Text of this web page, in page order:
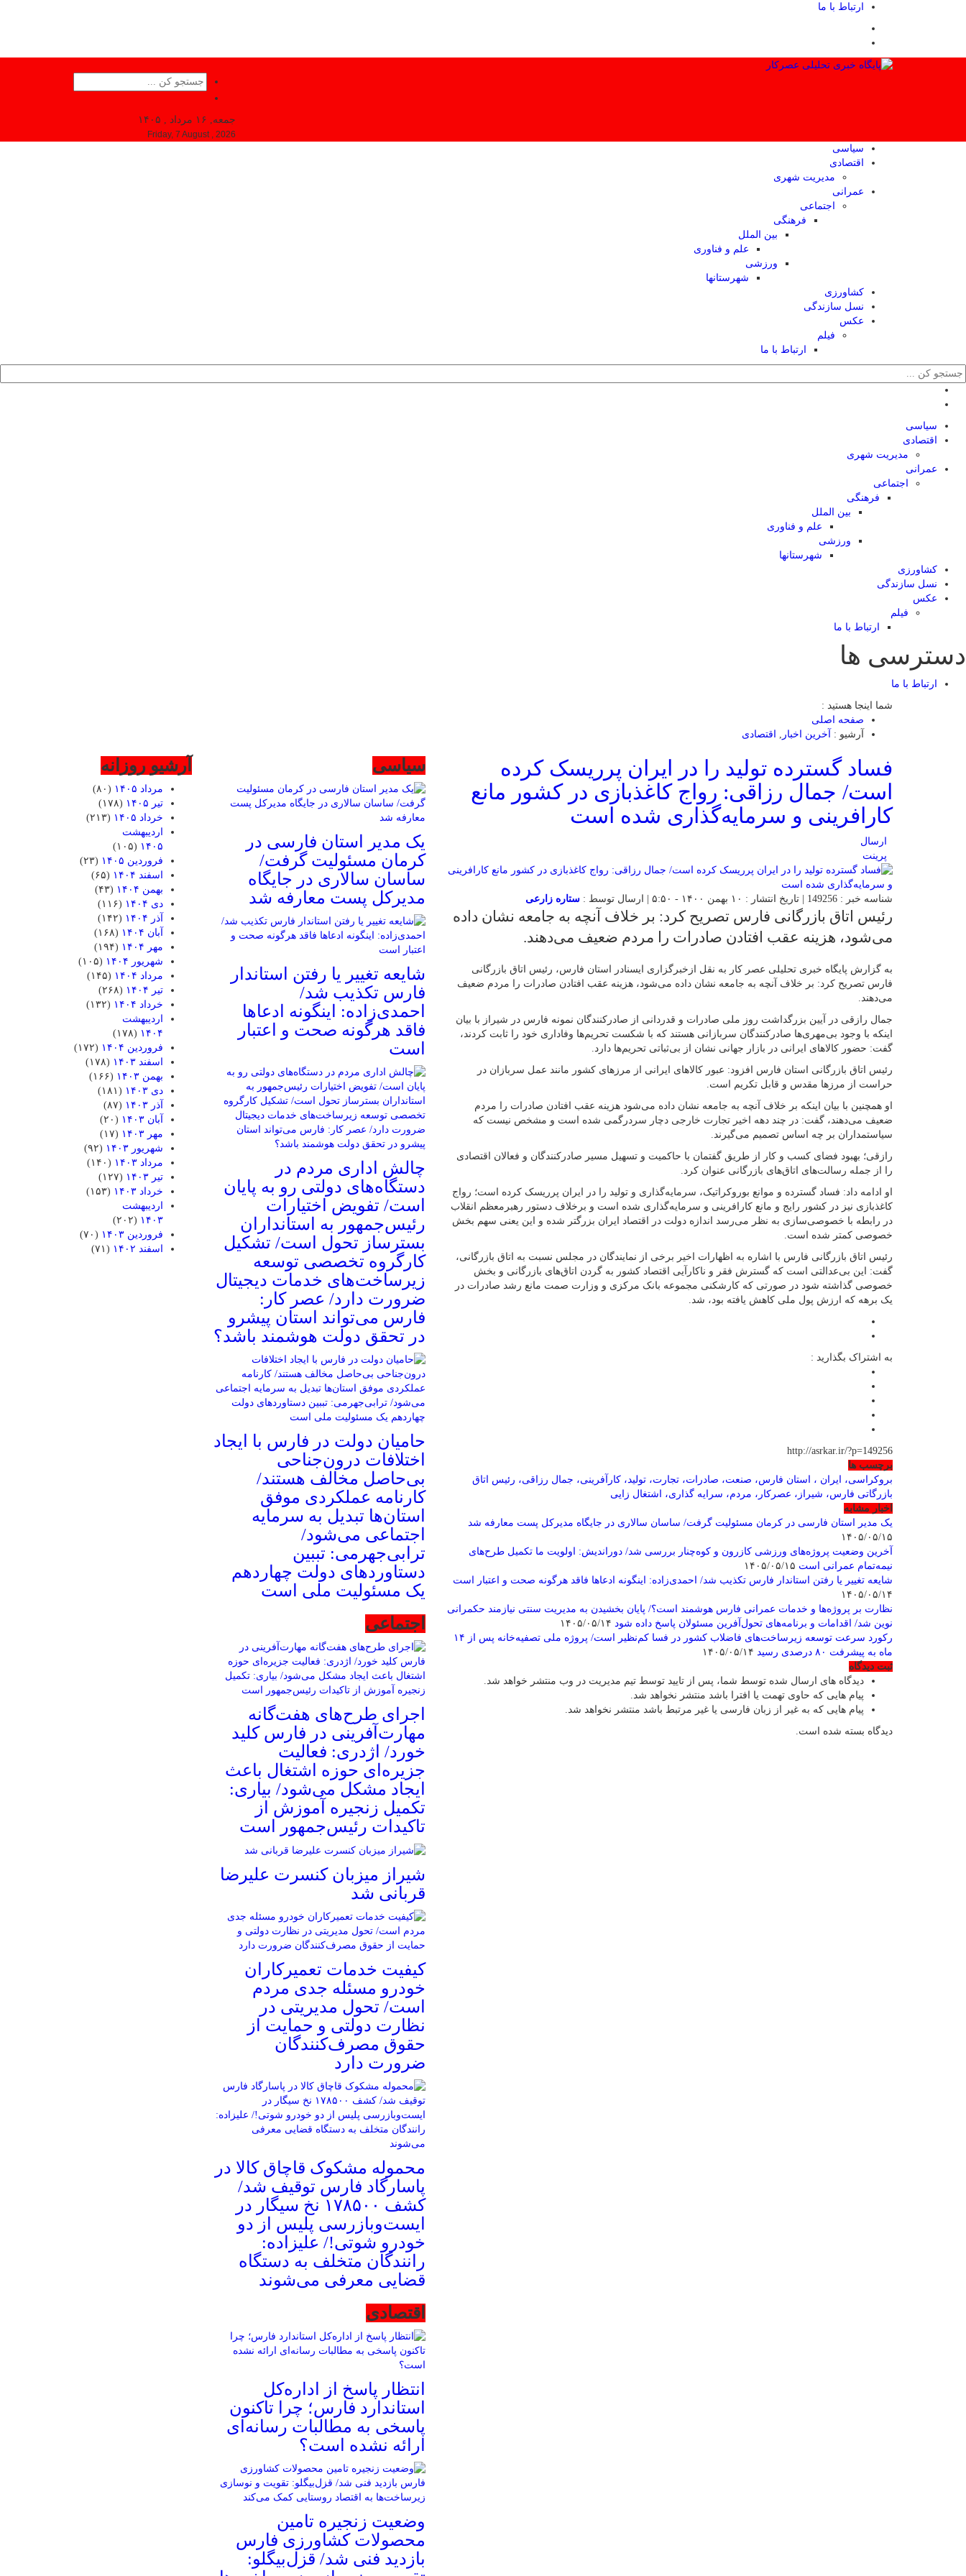
ارتباط با ما
جمعه, ۱۶ مرداد , ۱۴۰۵
Friday, 7 August , 2026
سیاسی
اقتصادی
مدیریت شهری
عمرانی
اجتماعی
فرهنگی
بین الملل
علم و فناوری
ورزشی
شهرستانها
کشاورزی
نسل سازندگی
عکس
فیلم
ارتباط با ما
سیاسی
اقتصادی
مدیریت شهری
عمرانی
اجتماعی
فرهنگی
بین الملل
علم و فناوری
ورزشی
شهرستانها
کشاورزی
نسل سازندگی
عکس
فیلم
ارتباط با ما
دسترسی ها
ارتباط با ما
شما اینجا هستید :
صفحه اصلی
آرشیو :
آخرین اخبار اقتصادی
فساد گسترده تولید را در ایران پرریسک کرده
است/ جمال رزاقی: رواج کاغذبازی در کشور مانع
کارافرینی و سرمایه‌گذاری شده است
ارسال
پرینت
شناسه خبر : 149256 | تاریخ انتشار : ۱۰ بهمن ۱۴۰۰ - ۵:۵۰ | ارسال توسط : ستاره زارعی
رئیس اتاق بازرگانی فارس تصریح کرد: بر خلاف آنچه به جامعه نشان داده
می‌شود، هزینه عقب افتادن صادرات را مردم ضعیف می‌دهند.
به گزارش پایگاه خبری تحلیلی عصر کار به نقل ازخبرگزاری ایسنادر استان فارس، رئیس اتاق بازرگانی
فارس تصریح کرد: بر خلاف آنچه به جامعه نشان داده می‌شود، هزینه عقب افتادن صادرات را مردم ضعیف
می‌دهند.
جمال رازقی در آیین بزرگداشت روز ملی صادرات و قدردانی از صادرکنندگان نمونه فارس در شیراز با بیان
اینکه با وجود بی‌مهری‌ها صادرکنندگان سربازانی هستند که با شکست تحریم‌ها وفاداری خود را ثابت کردند،
گفت: حضور کالاهای ایرانی در بازار جهانی نشان از بی‌ثباتی تحریم‌ها دارد.
رئیس اتاق بازرگانی استان فارس افزود: عبور کالاهای ایرانی از مرزهای کشور مانند عمل سربازان در
حراست از مرزها مقدس و قابل تکریم است.
او همچنین با بیان اینکه بر خلاف آنچه به جامعه نشان داده می‌شود هزینه عقب افتادن صادرات را مردم
ضعیف می‌دهند، گفت: در چند دهه اخیر تجارت خارجی دچار سردرگمی شده است و مشخص نیست که
سیاستمداران بر چه اساس تصمیم می‌گیرند.
رازقی؛ بهبود فضای کسب و کار از طریق گفتمان با حاکمیت و تسهیل مسیر صادرکنندگان و فعالان اقتصادی
را از جمله رسالت‌های اتاق‌های بازرگانی عنوان کرد.
او ادامه داد: فساد گسترده و موانع بوروکراتیک، سرمایه‌گذاری و تولید را در ایران پرریسک کرده است؛ رواج
کاغذبازی نیز در کشور رایج و مانع کارافرینی و سرمایه‌گذاری شده است و برخلاف دستور رهبرمعظم انقلاب
در رابطه با خصوصی‌سازی به نظر می‌رسد اندازه دولت در اقتصاد ایران بزرگتر شده و این یعنی سهم بخش
خصوصی کمتر شده است.
رئیس اتاق بازرگانی فارس با اشاره به اظهارات اخیر برخی از نمایندگان در مجلس نسبت به اتاق بازرگانی،
گفت: این بی‌عدالتی است که گسترش فقر و ناکارآیی اقتصاد کشور به گردن اتاق‌های بازرگانی و بخش
خصوصی گذاشته شود در صورتی که کارشکنی مجموعه بانک مرکزی و وزارت صمت مانع رشد صادرات در
یک برهه که ارزش پول ملی کاهش یافته بود، شد.
به اشتراک بگذارید :
http://asrkar.ir/?p=149256
برچسب ها
بروکراسی، ایران ، استان فارس، صنعت، صادرات، تجارت، تولید، کارآفرینی، جمال رزاقی، رئیس اتاق
بازرگاتی فارس، شیراز، عصرکار، مردم، سرایه گذاری، اشتغال زایی
اخبار مشابه
یک مدیر استان فارسی در کرمان مسئولیت گرفت/ ساسان سالاری در جایگاه مدیرکل پست معارفه شد
۱۴۰۵/۰۵/۱۵
آخرین وضعیت پروژه‌های ورزشی کازرون و کوه‌چنار بررسی شد/ دوراندیش: اولویت ما تکمیل طرح‌های
نیمه‌تمام عمرانی است
شایعه تغییر یا رفتن استاندار فارس تکذیب شد/ احمدی‌زاده: اینگونه ادعاها فاقد هرگونه صحت و اعتبار است
۱۴۰۵/۰۵/۱۴
نظارت بر پروژه‌ها و خدمات عمرانی فارس هوشمند است؟/ پایان بخشیدن به مدیریت سنتی نیازمند حکمرانی
نوین شد/ اقدامات و برنامه‌های تحول‌آفرین مسئولان پاسخ داده شود
رکورد سرعت توسعه زیرساخت‌های فاضلاب کشور در فسا کم‌نظیر است/ پروژه ملی تصفیه‌خانه پس از ۱۴
ماه به پیشرفت ۸۰ درصدی رسید
ثبت دیدگاه
دیدگاه های ارسال شده توسط شما، پس از تایید توسط تیم مدیریت در وب منتشر خواهد شد.
پیام هایی که حاوی تهمت یا افترا باشد منتشر نخواهد شد.
پیام هایی که به غیر از زبان فارسی یا غیر مرتبط باشد منتشر نخواهد شد.
دیدگاه بسته شده است.
سیاسی
یک مدیر استان فارسی در
کرمان مسئولیت گرفت/
ساسان سالاری در جایگاه
مدیرکل پست معارفه شد
شایعه تغییر یا رفتن استاندار
فارس تکذیب شد/
احمدی‌زاده: اینگونه ادعاها
فاقد هرگونه صحت و اعتبار
است
چالش اداری مردم در
دستگاه‌های دولتی رو به پایان
است/ تفویض اختیارات
رئیس‌جمهور به استانداران
بسترساز تحول است/ تشکیل
کارگروه تخصصی توسعه
زیرساخت‌های خدمات دیجیتال
ضرورت دارد/ عصر کار:
فارس می‌تواند استان پیشرو
در تحقق دولت هوشمند باشد؟
حامیان دولت در فارس با ایجاد
اختلافات درون‌جناحی
بی‌حاصل مخالف هستند/
کارنامه عملکردی موفق
استان‌ها تبدیل به سرمایه
اجتماعی می‌شود/
ترابی‌جهرمی: تببین
دستاوردهای دولت چهاردهم
یک مسئولیت ملی است
اجتماعی
اجرای طرح‌های هفت‌گانه
مهارت‌آفرینی در فارس کلید
خورد/ اژدری: فعالیت
جزیره‌‌ای حوزه اشتغال باعث
ایجاد مشکل می‌شود/ بیاری:
تکمیل زنجیره آموزش از
تاکیدات رئیس‌جمهور است
شیراز میزبان کنسرت علیرضا
قربانی شد
کیفیت خدمات تعمیرکاران
خودرو مسئله جدی مردم
است/ تحول مدیریتی در
نظارت دولتی و حمایت از
حقوق مصرف‌کنندگان
ضرورت دارد
محموله مشکوک قاچاق کالا در
پاسارگاد فارس توقیف شد/
کشف ۱۷۸۵۰۰ نخ سیگار در
ایست‌وبازرسی پلیس از دو
خودرو شوتی!/ علیزاده:
رانندگان متخلف به دستگاه
قضایی معرفی می‌شوند
اقتصادی
انتظار پاسخ از اداره‌کل
استاندارد فارس؛ چرا تاکنون
پاسخی به مطالبات رسانه‌ای
ارائه نشده است؟
وضعیت زنجیره تامین
محصولات کشاورزی فارس
بازدید فنی شد/ قزل‌بیگلو:
آرشیو روزانه
مرداد ۱۴۰۵
(۸۰)
تیر ۱۴۰۵
(۱۷۸)
خرداد ۱۴۰۵
(۲۱۳)
اردیبهشت
۱۴۰۵ (۱۰۵)
فروردین ۱۴۰۵
(۲۳)
اسفند ۱۴۰۴
(۶۵)
بهمن ۱۴۰۴
(۴۳)
دی ۱۴۰۴
(۱۱۶)
آذر ۱۴۰۴
(۱۴۲)
آبان ۱۴۰۴
(۱۶۸)
مهر ۱۴۰۴
(۱۹۴)
شهریور ۱۴۰۴
(۱۰۵)
مرداد ۱۴۰۴
(۱۴۵)
تیر ۱۴۰۴
(۲۶۸)
خرداد ۱۴۰۴
(۱۳۲)
اردیبهشت
۱۴۰۴ (۱۷۸)
فروردین ۱۴۰۴
(۱۷۲)
اسفند ۱۴۰۳
(۱۷۸)
بهمن ۱۴۰۳
(۱۶۶)
دی ۱۴۰۳
(۱۸۱)
آذر ۱۴۰۳
(۸۷)
آبان ۱۴۰۳
(۲۰)
مهر ۱۴۰۳
(۱۷)
شهریور ۱۴۰۳
(۹۲)
مرداد ۱۴۰۳
(۱۴۰)
تیر ۱۴۰۳
(۱۲۷)
خرداد ۱۴۰۳
(۱۵۳)
اردیبهشت
۱۴۰۳ (۲۰۲)
فروردین ۱۴۰۳
(۷۰)
اسفند ۱۴۰۲
(۷۱)